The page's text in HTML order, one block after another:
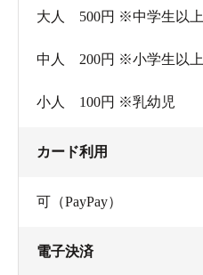
大人 500円 ※中学生以上
中人 200円 ※小学生以上
小人 100円 ※乳幼児
カード利用
可（PayPay）
電子決済